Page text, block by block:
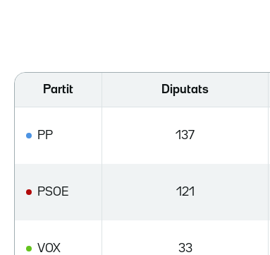
Partit Diputats
PP 137
PSOE 121
VOX 33